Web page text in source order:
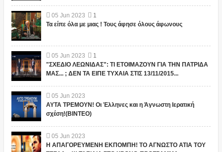
05 Jun 2023
1
Τα είπε όλα με μιας ! Τους άφησε όλους άφωνους
05 Jun 2023
1
"ΣΧΕΔΙΟ ΛΕΩΝΙΔΑΣ": ΤΙ ΕΤΟΙΜΑΖΟΥΝ ΓΙΑ ΤΗΝ ΠΑΤΡΙΔΑ
ΜΑΣ... ; ΔΕΝ ΤΑ ΕΙΠΕ ΤΥΧΑΙΑ ΣΤΙΣ 13/11/2015...
05 Jun 2023
ΑΥΤΑ ΤΡΕΜΟΥΝ! Οι Έλληνες και η Άγνωστη Ιερατική
σχέση!(ΒΙΝΤΕΟ)
05 Jun 2023
Η ΑΠΑΓΟΡΕΥΜΕΝΗ ΕΚΠΟΜΠΗ! ΤΟ ΑΓΝΩΣΤΟ ΑΤΙΑ ΤΟΥ